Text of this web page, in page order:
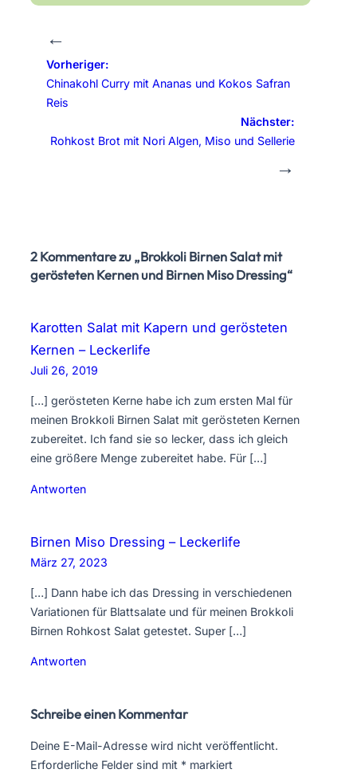
←
Vorheriger:
Chinakohl Curry mit Ananas und Kokos Safran
Reis
Nächster:
Rohkost Brot mit Nori Algen, Miso und Sellerie
→
2 Kommentare zu „Brokkoli Birnen Salat mit
gerösteten Kernen und Birnen Miso Dressing“
Karotten Salat mit Kapern und gerösteten
Kernen – Leckerlife
Juli 26, 2019
[…] gerösteten Kerne habe ich zum ersten Mal für
meinen Brokkoli Birnen Salat mit gerösteten Kernen
zubereitet. Ich fand sie so lecker, dass ich gleich
eine größere Menge zubereitet habe. Für […]
Antworten
Birnen Miso Dressing – Leckerlife
März 27, 2023
[…] Dann habe ich das Dressing in verschiedenen
Variationen für Blattsalate und für meinen Brokkoli
Birnen Rohkost Salat getestet. Super […]
Antworten
Schreibe einen Kommentar
Deine E-Mail-Adresse wird nicht veröffentlicht.
Erforderliche Felder sind mit * markiert